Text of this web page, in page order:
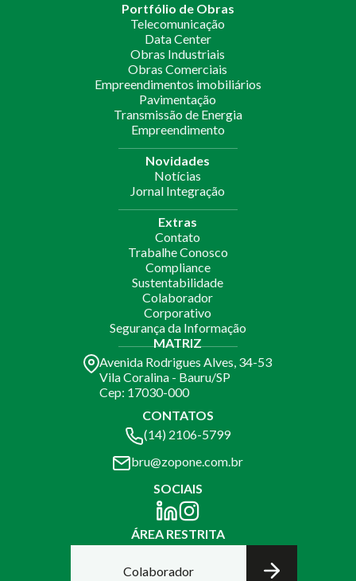
Portfólio de Obras
Telecomunicação
Data Center
Obras Industriais
Obras Comerciais
Empreendimentos imobiliários
Pavimentação
Transmissão de Energia
Empreendimento
Novidades
Notícias
Jornal Integração
Extras
Contato
Trabalhe Conosco
Compliance
Sustentabilidade
Colaborador
Corporativo
Segurança da Informação
MATRIZ
Avenida Rodrigues Alves, 34-53
Vila Coralina - Bauru/SP
Cep: 17030-000
CONTATOS
(14) 2106-5799
bru@zopone.com.br
SOCIAIS
ÁREA RESTRITA
Colaborador